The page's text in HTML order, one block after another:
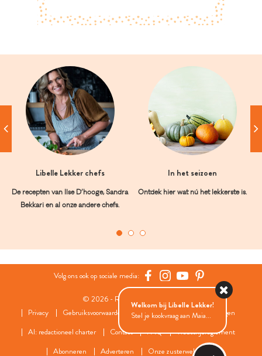
Libelle Lekker chefs
De recepten van Ilse D’hooge, Sandra
Bekkari en al onze andere chefs.
In het seizoen
Ontdek hier wat nú het lekkerste is.
Volg ons ook op sociale media:
© 2026 - Roularta Media Group
Privacy
Gebruiksvoorwaarden Cookies
Cookies instellingen
AI: redactioneel charter
Contact FAQ
Wedstrijdreglement
Abonneren
Adverteren Onze zusterwebsites
Welkom bij Libelle Lekker!
Stel je kookvraag aan Maia...